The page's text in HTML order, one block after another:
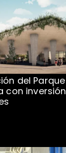
del Parque
con inversión